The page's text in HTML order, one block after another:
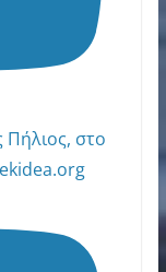
Πήλιος, στο